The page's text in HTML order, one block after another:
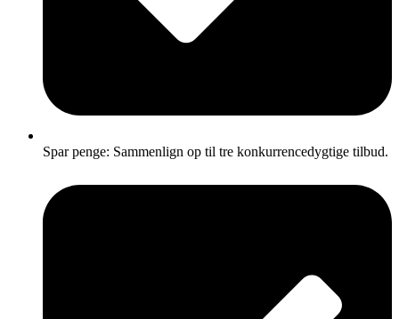
Spar penge: Sammenlign op til tre konkurrencedygtige tilbud.